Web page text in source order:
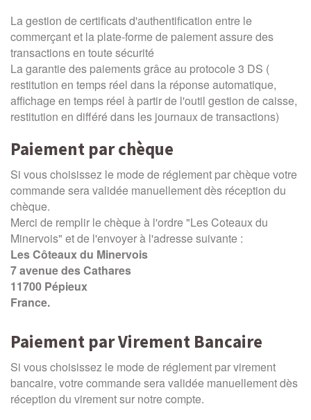
La gestion de certificats d'authentification entre le
commerçant et la plate-forme de paiement assure des
transactions en toute sécurité
La garantie des paiements grâce au protocole 3 DS (
restitution en temps réel dans la réponse automatique,
affichage en temps réel à partir de l'outil gestion de caisse,
restitution en différé dans les journaux de transactions)
Paiement par chèque
Si vous choisissez le mode de réglement par chèque votre
commande sera validée manuellement dès réception du
chèque.
Merci de remplir le chèque à l'ordre "Les Coteaux du
Minervois" et de l'envoyer à l'adresse suivante :
Les Côteaux du Minervois
7 avenue des Cathares
11700 Pépieux
France.
Paiement par Virement Bancaire
Si vous choisissez le mode de réglement par virement
bancaire, votre commande sera validée manuellement dès
réception du virement sur notre compte.